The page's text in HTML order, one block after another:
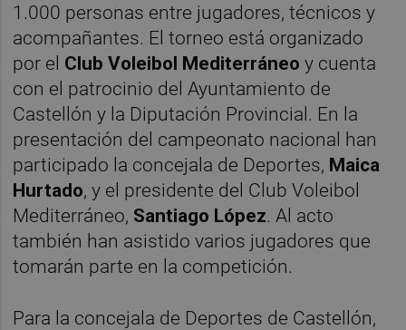
1.000 personas entre jugadores, técnicos y
acompañantes. El torneo está organizado
por el Club Voleibol Mediterráneo y cuenta
con el patrocinio del Ayuntamiento de
Castellón y la Diputación Provincial. En la
presentación del campeonato nacional han
participado la concejala de Deportes, Maica
Hurtado, y el presidente del Club Voleibol
Mediterráneo, Santiago López. Al acto
también han asistido varios jugadores que
tomarán parte en la competición.
Para la concejala de Deportes de Castellón,